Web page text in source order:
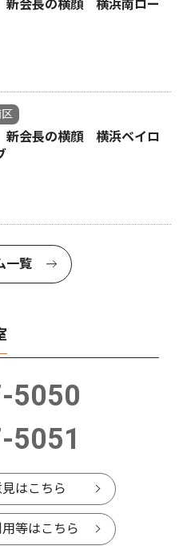
会長の横顔 横浜南ロー
会長の横顔 横浜ベイロ
一覧
5050
5051
はこちら
等はこちら